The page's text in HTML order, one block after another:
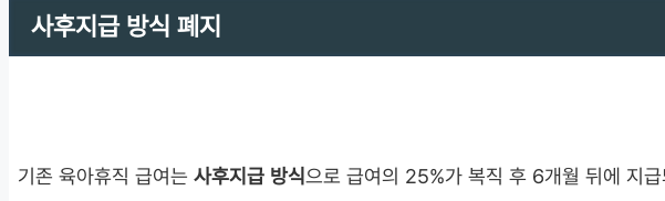
사후지급 방식 폐지
기존 육아휴직 급여는 사후지급 방식으로 급여의 25%가 복직 후 6개월 뒤에 지